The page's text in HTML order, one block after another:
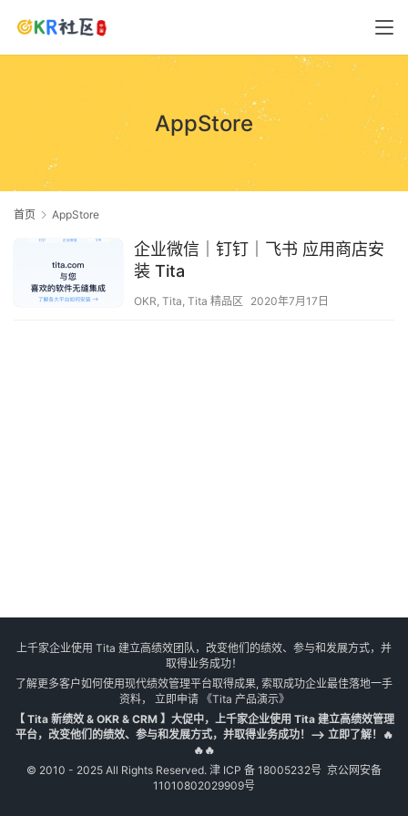
AppStore
首页 AppStore
企业微信｜钉钉｜飞书 应用商店安
装 Tita
OKR, Tita, Tita 精品区 2020年7月17日
上千家企业使用 Tita 建立高绩效团队，改变他们的绩效、参与和发展方式，并
取得业务成功！
了解更多客户如何使用现代绩效管理平台取得成果, 索取成功企业最佳落地一手
资料， 立即申请《Tita 产品演示》
【 Tita 新绩效 & OKR & CRM 】大促中，上千家企业使用 Tita 建立高绩效管理
平台，改变他们的绩效、参与和发展方式，并取得业务成功！--> 立即了解！🔥
🔥🔥
© 2010 - 2025 All Rights Reserved. 津 ICP 备 18005232号 京公网安备
11010802029909号